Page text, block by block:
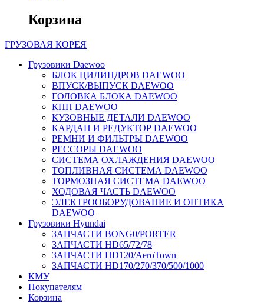
Корзина
ГРУЗОВАЯ КОРЕЯ
Грузовики Daewoo
БЛОК ЦИЛИНДРОВ DAEWOO
ВПУСК/ВЫПУСК DAEWOO
ГОЛОВКА БЛОКА DAEWOO
КПП DAEWOO
КУЗОВНЫЕ ДЕТАЛИ DAEWOO
КАРДАН И РЕДУКТОР DAEWOO
РЕМНИ И ФИЛЬТРЫ DAEWOO
РЕССОРЫ DAEWOO
СИСТЕМА ОХЛАЖДЕНИЯ DAEWOO
ТОПЛИВНАЯ СИСТЕМА DAEWOO
ТОРМОЗНАЯ СИСТЕМА DAEWOO
ХОДОВАЯ ЧАСТЬ DAEWOO
ЭЛЕКТРООБОРУДОВАНИЕ И ОПТИКА
DAEWOO
Грузовики Hyundai
ЗАПЧАСТИ BONG0/PORTER
ЗАПЧАСТИ HD65/72/78
ЗАПЧАСТИ HD120/AeroTown
ЗАПЧАСТИ HD170/270/370/500/1000
КМУ
Покупателям
Корзина